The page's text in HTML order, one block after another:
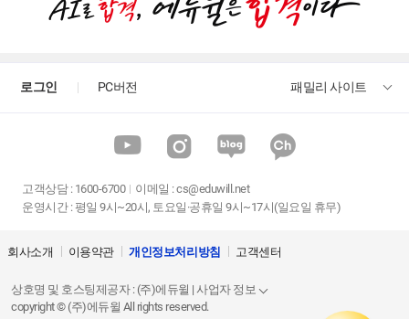
로그인 PC버전 패밀리 사이트
고객상담: 1600-6700 이메일 :cs@eduwill.net
운영시간 : 평일 9시~20시, 토요일·공휴일 9시~17시(일요일 휴무)
회사소개 이용약관 개인정보처리방침 고객센터
상호명 및 호스팅제공자 : (주)에듀윌 | 사업자 정보
copyright © (주)에듀윌 All rights reserved.